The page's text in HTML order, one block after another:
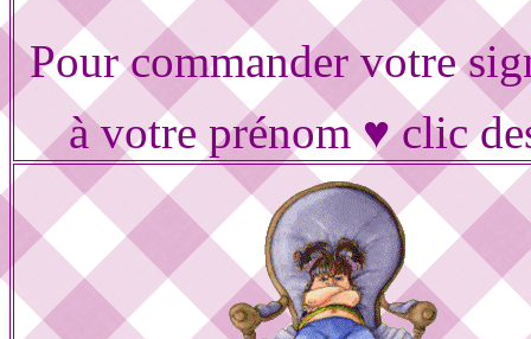
Pour commander votre
à votre prénom ♥ clic